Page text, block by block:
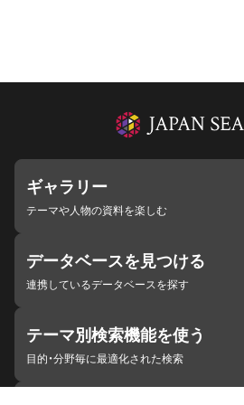
ギャラリー
テーマや人物の資料を楽しむ
データベースを見つける
連携しているデータベースを探す
テーマ別検索機能を使う
目的・分野毎に最適化された検索